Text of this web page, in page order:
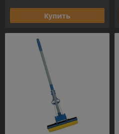
Купить